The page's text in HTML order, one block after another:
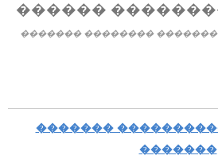
������
������� ��������
�������
�������